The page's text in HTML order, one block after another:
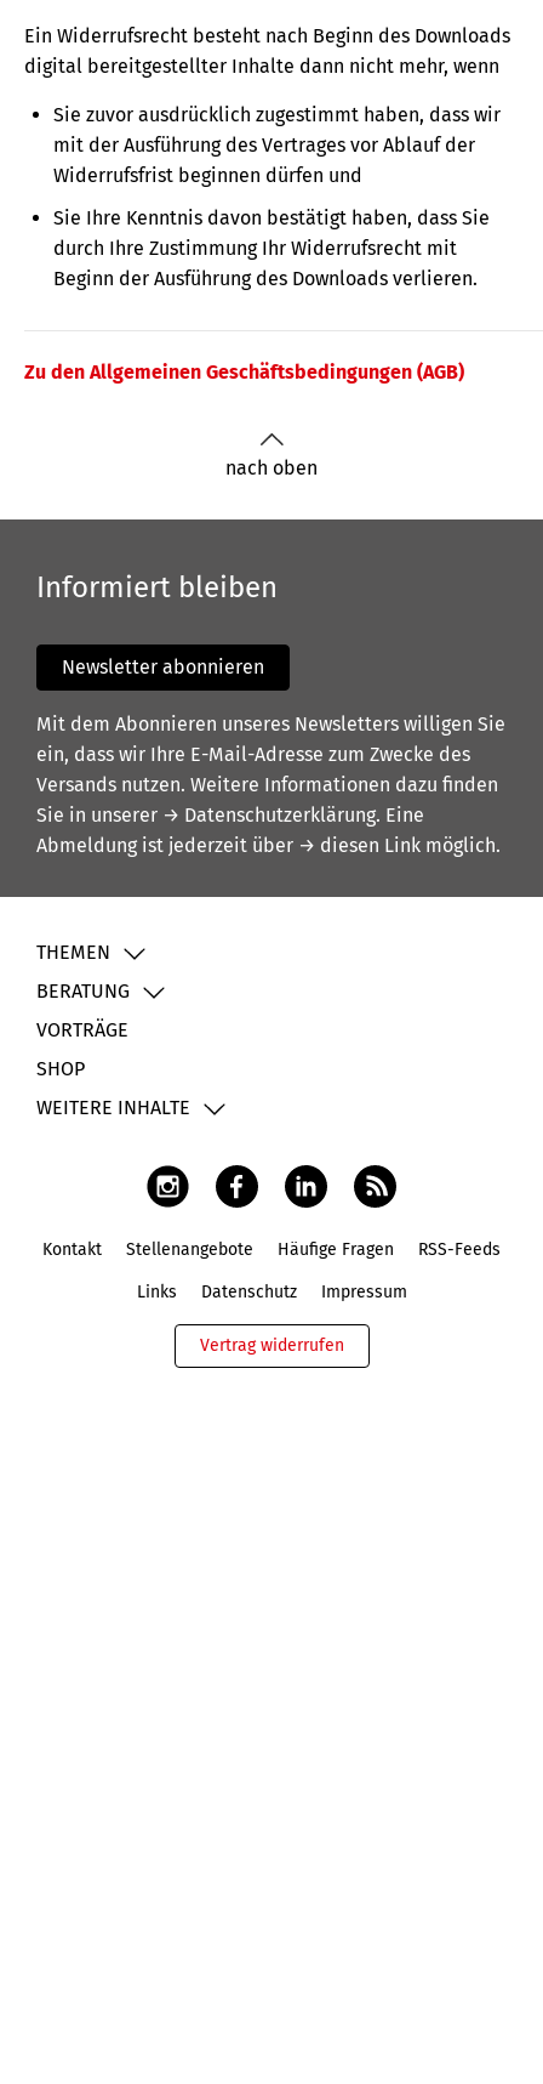
Ein Widerrufsrecht besteht nach Beginn des Downloads
digital bereitgestellter Inhalte dann nicht mehr, wenn
Sie zuvor ausdrücklich zugestimmt haben, dass wir
mit der Ausführung des Vertrages vor Ablauf der
Widerrufsfrist beginnen dürfen und
Sie Ihre Kenntnis davon bestätigt haben, dass Sie
durch Ihre Zustimmung Ihr Widerrufsrecht mit
Beginn der Ausführung des Downloads verlieren.
Zu den Allgemeinen Geschäftsbedingungen (AGB)
nach oben
Informiert bleiben
Newsletter abonnieren
Mit dem Abonnieren unseres Newsletters willigen Sie
ein, dass wir Ihre E-Mail-Adresse zum Zwecke des
Versands nutzen. Weitere Informationen dazu finden
Sie in unserer → Datenschutzerklärung. Eine
Abmeldung ist jederzeit über → diesen Link möglich.
THEMEN
BERATUNG
VORTRÄGE
SHOP
WEITERE INHALTE
Kontakt Stellenangebote Häufige Fragen RSS-Feeds
Links Datenschutz Impressum
Vertrag widerrufen